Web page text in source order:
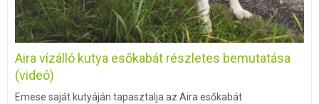
Aira vízálló kutya esőkabát részletes bemutatása
(videó)
Emese saját kutyáján tapasztalja az Aira esőkabát